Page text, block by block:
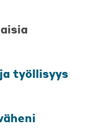
työllisyys